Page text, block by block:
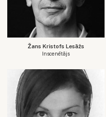
Žans Kristofs Lesāžs
Inscenētājs